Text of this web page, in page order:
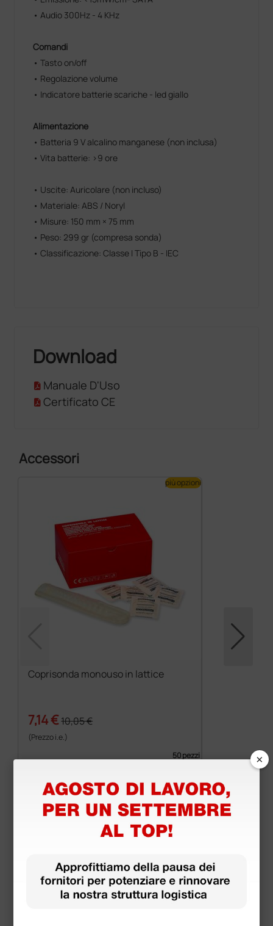
• Audio 300Hz - 4 KHz
Comandi
• Tasto on/off
• Regolazione volume
• Indicatore batterie scariche - led giallo
Alimentazione
• Batteria 9 V alcalino manganese (non inclusa)
• Vita batterie: >9 ore
• Uscite: Auricolare (non incluso)
• Materiale: ABS / Noryl
• Misure: 150 mm × 75 mm
• Peso: 299 gr (compresa sonda)
• Classificazione: Classe I Tipo B - IEC
Download
Manuale D'Uso
Certificato CE
Accessori
Coprisonda monouso in lattice
7,14 €10,05 €
(Prezzo i.e.)
50 pezzi
più opzioni
Prodotti simili e correlati
×